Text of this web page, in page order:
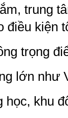
trung
điều kiện
trọng
lớn
khu